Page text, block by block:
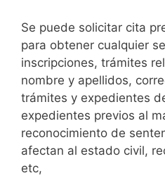
Se puede solicitar cita
para obtener cualquier
inscripciones, trámites
nombre y apellidos,
trámites y expedientes
expedientes previos al
reconocimiento de
afectan al estado civil,
etc,